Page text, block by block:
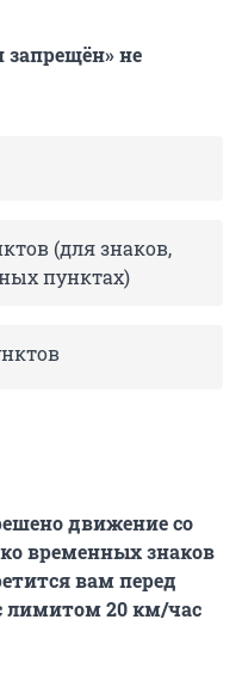
запрещён» не
(для знаков,
пунктах)
движение со
временных знаков
вам перед
лимитом 20 км/час